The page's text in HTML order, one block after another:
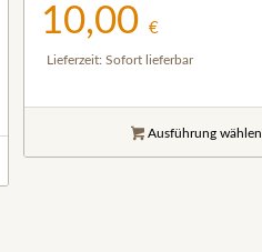
10,00 €
Lieferzeit: Sofort lieferbar
Ausführung wählen